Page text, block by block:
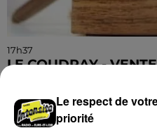
17h37
LE COUDRAY -
Mardi 22 septembre et 8
l'Espace des ventes du
Automobiles 1/43e.
Le respect de
priorité